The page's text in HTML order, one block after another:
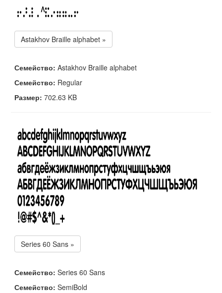
Astakhov Braille alphabet »
Семейство: Astakhov Braille alphabet
Семейство: Regular
Размер: 702.63 KB
Series 60 Sans »
Семейство: Series 60 Sans
Семейство: SemiBold